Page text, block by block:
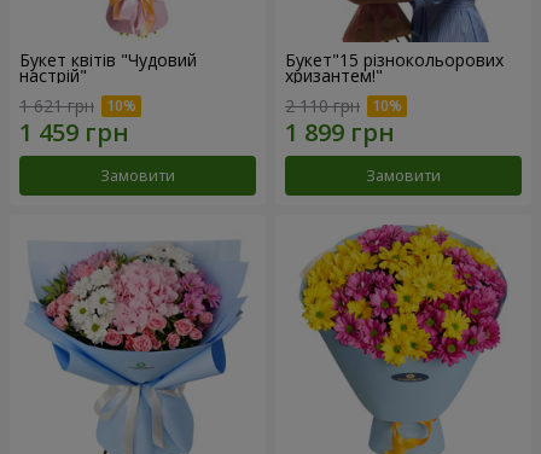
Букет квітів "Чудовий
настрій"
1 621 грн
Замовити
Букет"15 різнокольорових
хризантем!"
2 110 грн
Замовити